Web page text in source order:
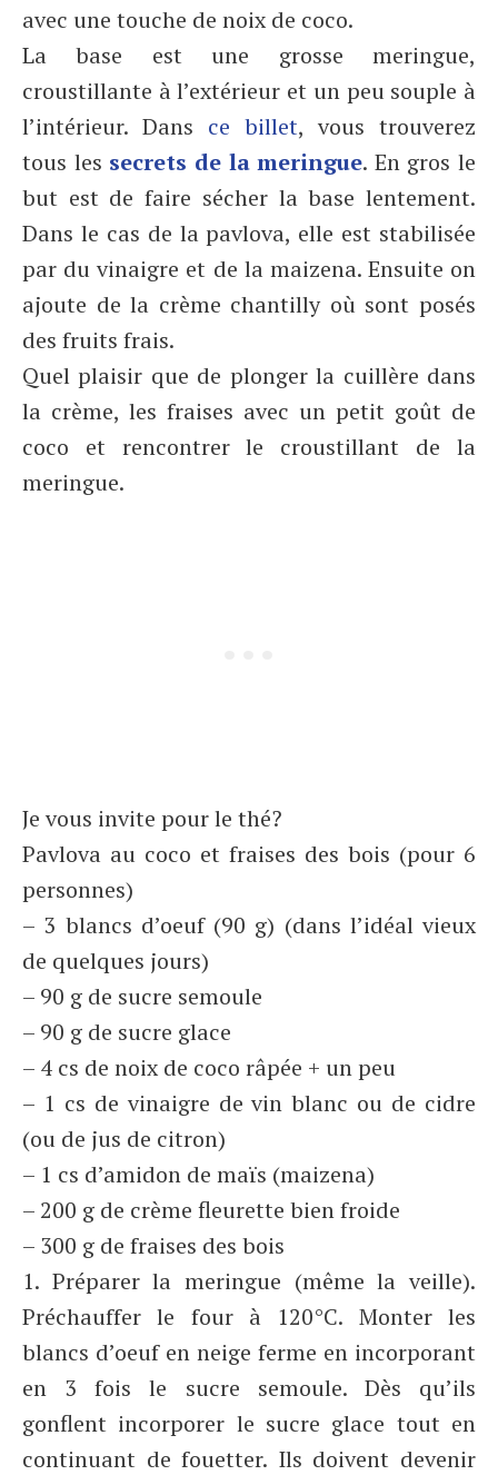
avec une touche de noix de coco.
La base est une grosse meringue,
croustillante à l’extérieur et un peu souple à
l’intérieur. Dans ce billet, vous trouverez
tous les secrets de la meringue. En gros le
but est de faire sécher la base lentement.
Dans le cas de la pavlova, elle est stabilisée
par du vinaigre et de la maizena. Ensuite on
ajoute de la crème chantilly où sont posés
des fruits frais.
Quel plaisir que de plonger la cuillère dans
la crème, les fraises avec un petit goût de
coco et rencontrer le croustillant de la
meringue.
Je vous invite pour le thé?
Pavlova au coco et fraises des bois (pour 6
personnes)
– 3 blancs d’oeuf (90 g) (dans l’idéal vieux
de quelques jours)
– 90 g de sucre semoule
– 90 g de sucre glace
– 4 cs de noix de coco râpée + un peu
– 1 cs de vinaigre de vin blanc ou de cidre
(ou de jus de citron)
– 1 cs d’amidon de maïs (maizena)
– 200 g de crème fleurette bien froide
– 300 g de fraises des bois
1. Préparer la meringue (même la veille).
Préchauffer le four à 120°C. Monter les
blancs d’oeuf en neige ferme en incorporant
en 3 fois le sucre semoule. Dès qu’ils
gonflent incorporer le sucre glace tout en
continuant de fouetter. Ils doivent devenir